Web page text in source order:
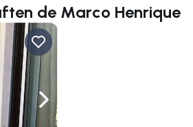
de Marco Henrique
Nach rechts navigieren